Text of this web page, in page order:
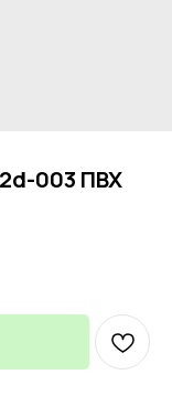
003 ПВХ